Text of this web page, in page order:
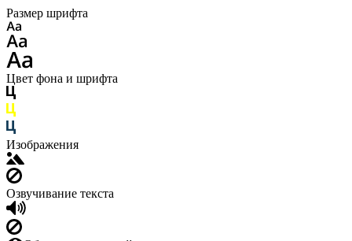
Размер шрифта
Цвет фона и шрифта
Изображения
Озвучивание текста